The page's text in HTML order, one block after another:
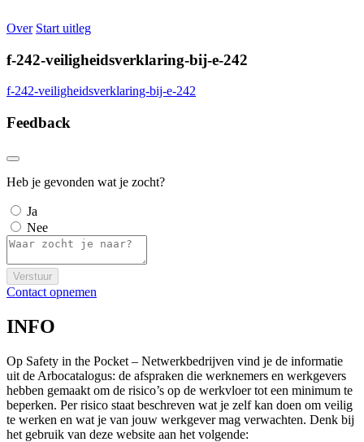
Over Start uitleg
f-242-veiligheidsverklaring-bij-e-242
f-242-veiligheidsverklaring-bij-e-242
Feedback
Heb je gevonden wat je zocht?
Ja
Nee
Verstuur
Contact opnemen
INFO
Op Safety in the Pocket – Netwerkbedrijven vind je de informatie
uit de Arbocatalogus: de afspraken die werknemers en werkgevers
hebben gemaakt om de risico’s op de werkvloer tot een minimum te
beperken. Per risico staat beschreven wat je zelf kan doen om veilig
te werken en wat je van jouw werkgever mag verwachten. Denk bij
het gebruik van deze website aan het volgende: